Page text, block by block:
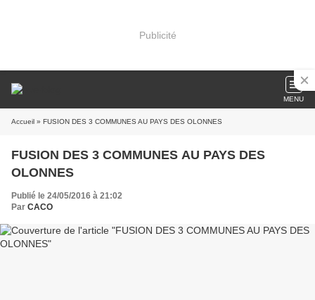
Publicité
MENU
Accueil » FUSION DES 3 COMMUNES AU PAYS DES OLONNES
FUSION DES 3 COMMUNES AU PAYS DES
OLONNES
Publié le 24/05/2016 à 21:02
Par CACO